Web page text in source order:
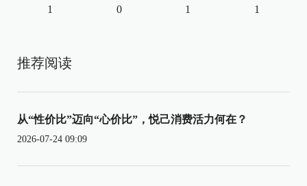
1 0 1 1
推荐阅读
从“性价比”迈向“心价比”，悦己消费活力何在？
2026-07-24 09:09